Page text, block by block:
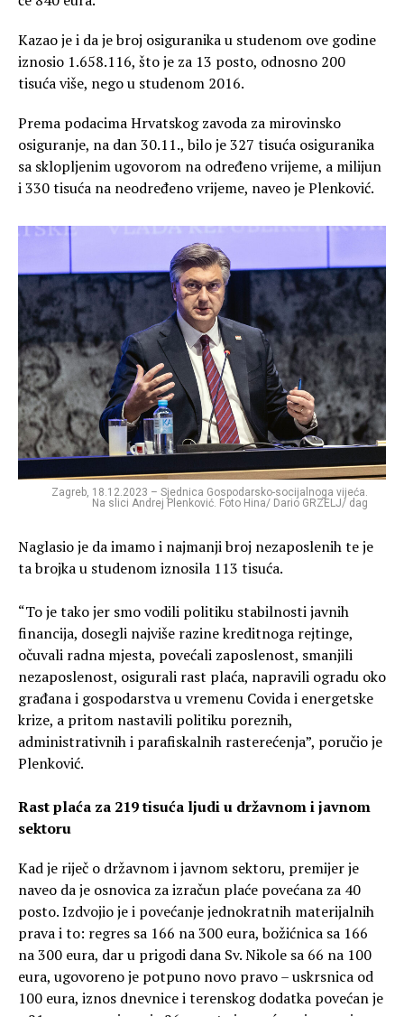
Kazao je i da je broj osiguranika u studenom ove godine
iznosio 1.658.116, što je za 13 posto, odnosno 200
tisuća više, nego u studenom 2016.
Prema podacima Hrvatskog zavoda za mirovinsko
osiguranje, na dan 30.11., bilo je 327 tisuća osiguranika
sa sklopljenim ugovorom na određeno vrijeme, a milijun
i 330 tisuća na neodređeno vrijeme, naveo je Plenković.
Zagreb, 18.12.2023 – Sjednica Gospodarsko-socijalnoga vijeća.
Na slici Andrej Plenković. Foto Hina/ Dario GRZELJ/ dag
Naglasio je da imamo i najmanji broj nezaposlenih te je
ta brojka u studenom iznosila 113 tisuća.
“To je tako jer smo vodili politiku stabilnosti javnih
financija, dosegli najviše razine kreditnoga rejtinge,
očuvali radna mjesta, povećali zaposlenost, smanjili
nezaposlenost, osigurali rast plaća, napravili ogradu oko
građana i gospodarstva u vremenu Covida i energetske
krize, a pritom nastavili politiku poreznih,
administrativnih i parafiskalnih rasterećenja”, poručio je
Plenković.
Rast plaća za 219 tisuća ljudi u državnom i javnom
sektoru
Kad je riječ o državnom i javnom sektoru, premijer je
naveo da je osnovica za izračun plaće povećana za 40
posto. Izdvojio je i povećanje jednokratnih materijalnih
prava i to: regres sa 166 na 300 eura, božićnica sa 166
na 300 eura, dar u prigodi dana Sv. Nikole sa 66 na 100
eura, ugovoreno je potpuno novo pravo – uskrsnica od
100 eura, iznos dnevnice i terenskog dodatka povećan je